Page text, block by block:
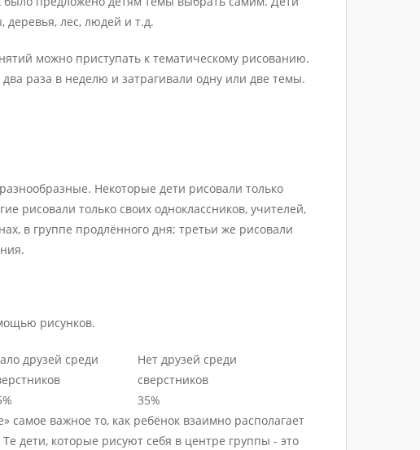
лес, людей и т.д.
можно приступать к тематическому рисованию.
раза в неделю и затрагивали одну или две темы.
Некоторые дети рисовали только
рисовали только своих одноклассников, учителей,
в группе продлённого дня; третьи же рисовали
рисунков.
друзей среди
Нет друзей среди
сверстников
35%
самое важное то, как ребёнок взаимно располагает
дети, которые рисуют себя в центре группы - это